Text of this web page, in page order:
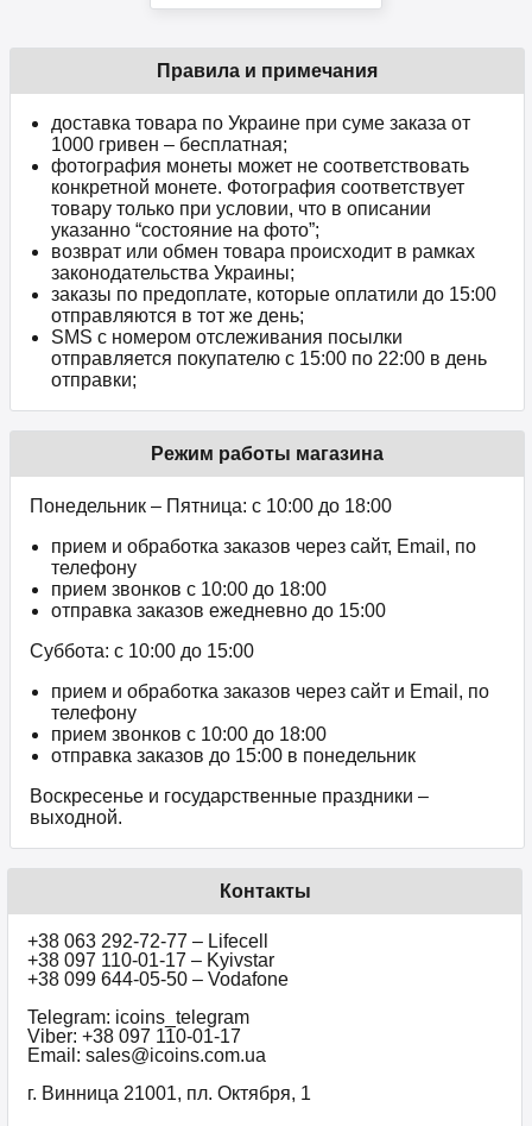
Правила и примечания
доставка товара по Украине при суме заказа от
1000 гривен – бесплатная;
фотография монеты может не соответствовать
конкретной монете. Фотография соответствует
товару только при условии, что в описании
указанно “состояние на фото”;
возврат или обмен товара происходит в рамках
законодательства Украины;
заказы по предоплате, которые оплатили до 15:00
отправляются в тот же день;
SMS с номером отслеживания посылки
отправляется покупателю с 15:00 по 22:00 в день
отправки;
Режим работы магазина
Понедельник – Пятница: с 10:00 до 18:00
прием и обработка заказов через сайт, Email, по
телефону
прием звонков c 10:00 до 18:00
отправка заказов ежедневно до 15:00
Суббота: с 10:00 до 15:00
прием и обработка заказов через сайт и Email, по
телефону
прием звонков c 10:00 до 18:00
отправка заказов до 15:00 в понедельник
Воскресенье и государственные праздники –
выходной.
Контакты
+38 063 292-72-77 – Lifecell
+38 097 110-01-17 – Kyivstar
+38 099 644-05-50 – Vodafone
Telegram: icoins_telegram
Viber: +38 097 110-01-17
Email: sales@icoins.com.ua
г. Винница 21001, пл. Октября, 1